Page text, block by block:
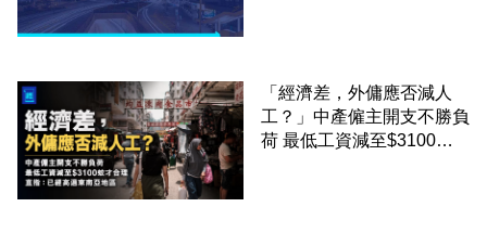
「經濟差，外傭應否減人
工？」中產僱主開支不勝負
荷 最低工資減至$3100蚊